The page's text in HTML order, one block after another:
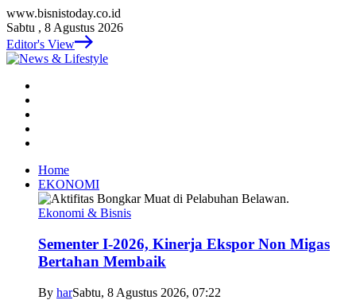
www.bisnistoday.co.id
Sabtu , 8 Agustus 2026
Editor's View
Home
EKONOMI
Ekonomi & Bisnis
Sementer I-2026, Kinerja Ekspor Non Migas
Bertahan Membaik
By harSabtu, 8 Agustus 2026, 07:22